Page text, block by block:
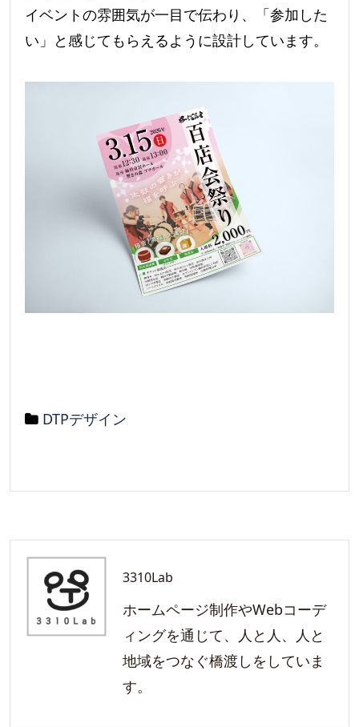
イベントの雰囲気が一目で伝わり、「参加した
い」と感じてもらえるように設計しています。
DTPデザイン
3310Lab
ホームページ制作やWebコーデ
ィングを通じて、人と人、人と
地域をつなぐ橋渡しをしていま
す。